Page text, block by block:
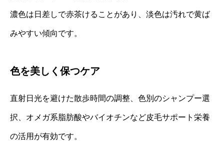
濃色は日差しで赤茶けることがあり、淡色は汚れで黄ば
みやすい傾向です。
色を美しく保つケア
直射日光を避けた散歩時間の調整、色別のシャンプー選
択、オメガ系脂肪酸やバイオチンなど皮毛サポート栄養
の活用が有効です。